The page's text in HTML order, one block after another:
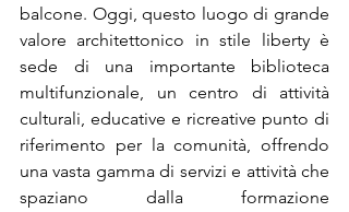
balcone. Oggi, questo luogo di grande
valore architettonico in stile liberty è
sede di una importante biblioteca
multifunzionale, un centro di attività
culturali, educative e ricreative punto di
riferimento per la comunità, offrendo
una vasta gamma di servizi e attività che
spaziano dalla formazione